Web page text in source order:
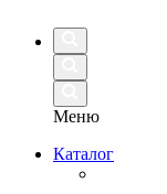
Меню
Каталог